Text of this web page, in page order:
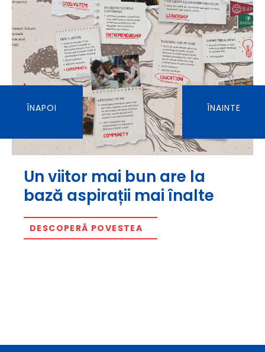
Un viitor mai bun are la
bază aspirații mai înalte
DESCOPERĂ POVESTEA
ÎNAPOI ÎNAINTE